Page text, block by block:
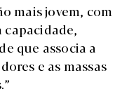
mais jovem, com
que associa a
e as massas